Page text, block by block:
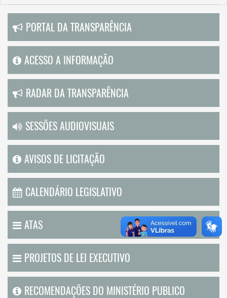
PORTAL DA TRANSPARÊNCIA
ACESSO A INFORMAÇÃO
RADAR DA TRANSPARÊNCIA
SESSÕES AUDIOVISUAIS
AVISOS DE LICITAÇÃO
CALENDÁRIO LEGISLATIVO
ATAS
PROJETOS DE LEI EXECUTIVO
RECOMENDAÇÕES DO MINISTÉRIO PUBLICO